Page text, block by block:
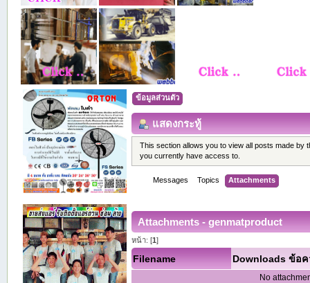
ข้อมูลส่วนตัว
แสดงกระทู้
This section allows you to view all posts made by
you currently have access to.
Messages Topics Attachments
Attachments - genmatproduct
หน้า: [1]
Filename Downloads ข้อค
No